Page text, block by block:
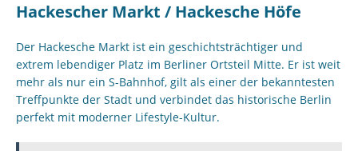
Hackescher Markt / Hackesche Höfe
Der Hackesche Markt ist ein geschichtsträchtiger und
extrem lebendiger Platz im Berliner Ortsteil Mitte. Er ist weit
mehr als nur ein S-Bahnhof, gilt als einer der bekanntesten
Treffpunkte der Stadt und verbindet das historische Berlin
perfekt mit moderner Lifestyle-Kultur.